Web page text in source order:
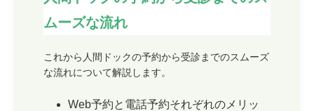
ムーズな流れ
これから人間ドックの予約から受診までのスムーズ
な流れについて解説します。
Web予約と電話予約それぞれのメリッ